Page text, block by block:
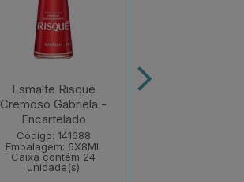
Esmalte Risqué
Cremoso Gabriela -
Encartelado
Código: 141688
Embalagem: 6X8ML
Caixa contém 24
unidade(s)